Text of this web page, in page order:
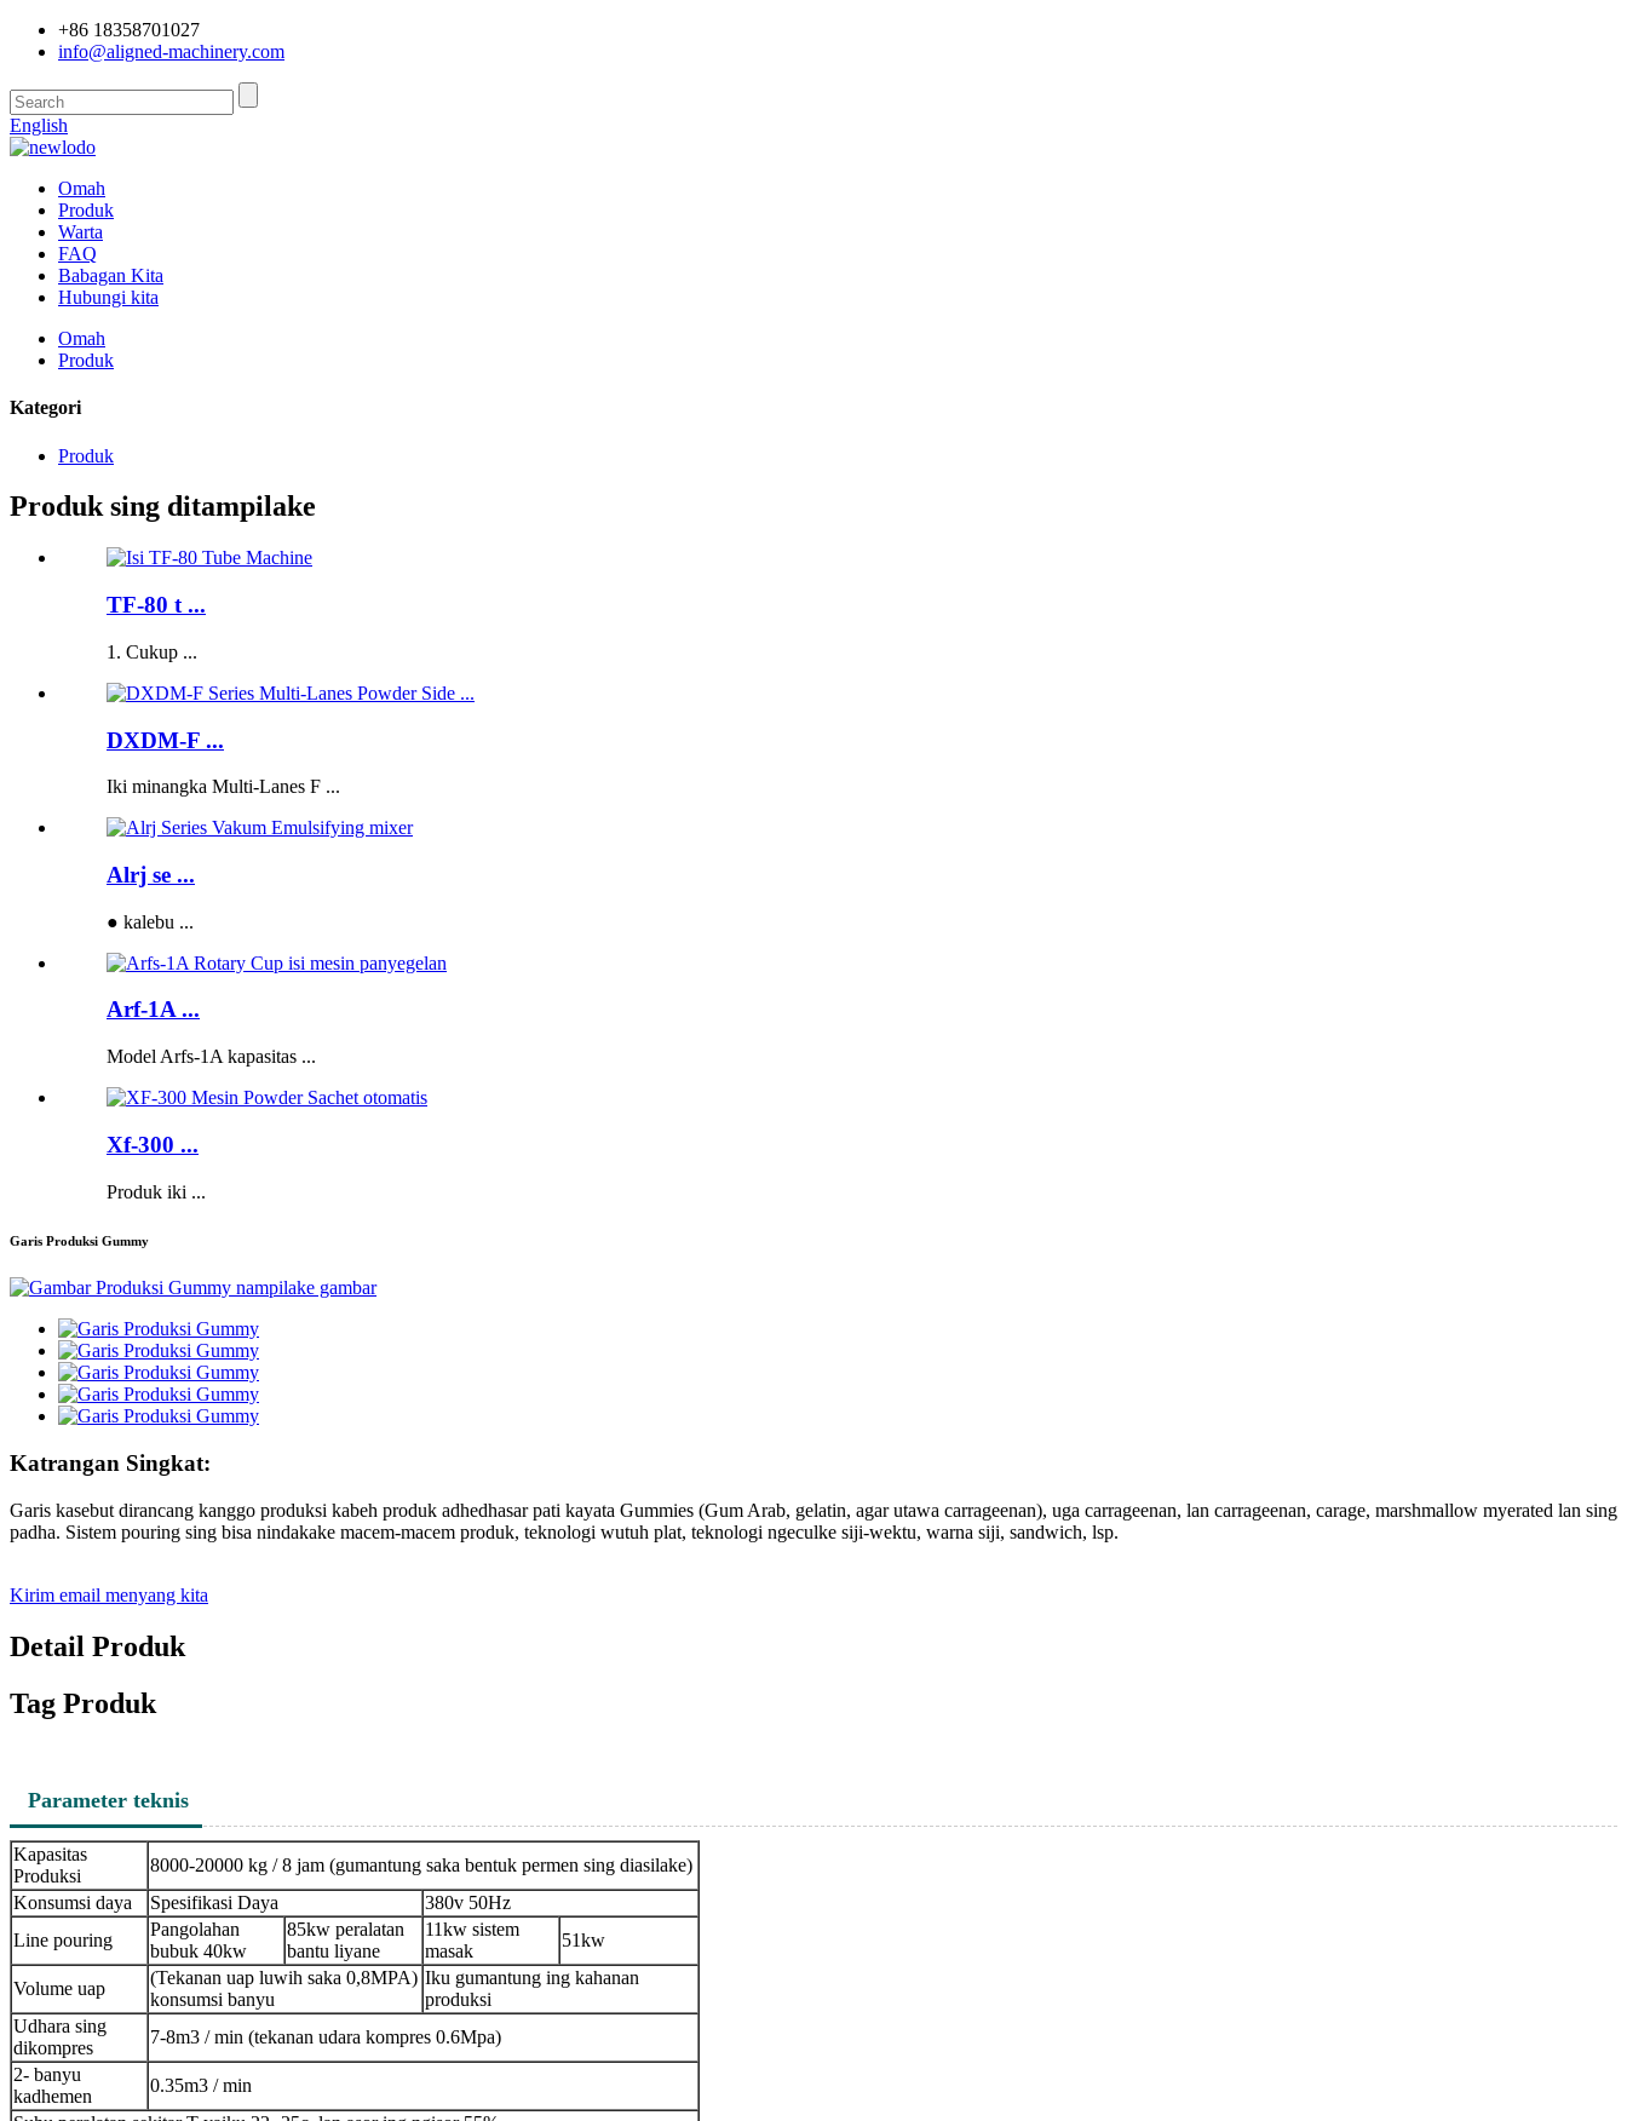
+86 18358701027
info@aligned-machinery.com
English
Omah
Produk
Warta
FAQ
Babagan Kita
Hubungi kita
Omah
Produk
Kategori
Produk
Produk sing ditampilake
TF-80 t ...
1. Cukup ...
DXDM-F ...
Iki minangka Multi-Lanes F ...
Alrj se ...
● kalebu ...
Arf-1A ...
Model Arfs-1A kapasitas ...
Xf-300 ...
Produk iki ...
Garis Produksi Gummy
Katrangan Singkat:
Garis kasebut dirancang kanggo produksi kabeh produk adhedhasar pati kayata Gummies (Gum Arab, gelatin, agar utawa carrageenan), uga carrageenan, lan carrageenan, carage, marshmallow myerated lan sing
padha. Sistem pouring sing bisa nindakake macem-macem produk, teknologi wutuh plat, teknologi ngeculke siji-wektu, warna siji, sandwich, lsp.
Kirim email menyang kita
Detail Produk
Tag Produk
Parameter teknis
Kapasitas
Produksi
8000-20000 kg / 8 jam (gumantung saka bentuk permen sing diasilake)
Konsumsi daya
Spesifikasi Daya
380v 50Hz
Line pouring
Pangolahan
bubuk 40kw
85kw peralatan
bantu liyane
11kw sistem
masak
51kw
Volume uap
(Tekanan uap luwih saka 0,8MPA)
konsumsi banyu
Iku gumantung ing kahanan
produksi
Udhara sing
dikompres
7-8m3 / min (tekanan udara kompres 0.6Mpa)
2- banyu
kadhemen
0.35m3 / min